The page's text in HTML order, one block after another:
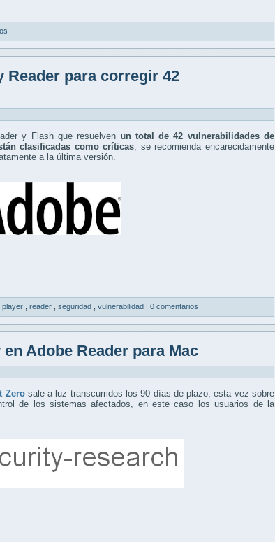
Reader para corregir 42
y Flash que resuelven un total de 42 vulnerabilidades de
clasificadas como críticas, se recomienda encarecidamente
a la última versión.
player reader seguridad vulnerabilidad | 0 comentarios
Adobe Reader para Mac
Zerosale a luz transcurridos los 90 días de plazo, esta vez sobre
de los sistemas afectados, en este caso los usuarios de la